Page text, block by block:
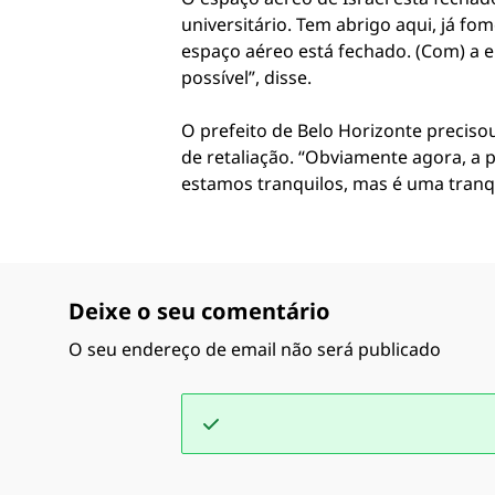
universitário. Tem abrigo aqui, já
espaço aéreo está fechado. (Com)
possível”, disse.
O prefeito de Belo Horizonte
de retaliação. “Obviamente agora,
estamos tranquilos, mas é uma
Deixe o seu comentário
O seu endereço de email não será publicado